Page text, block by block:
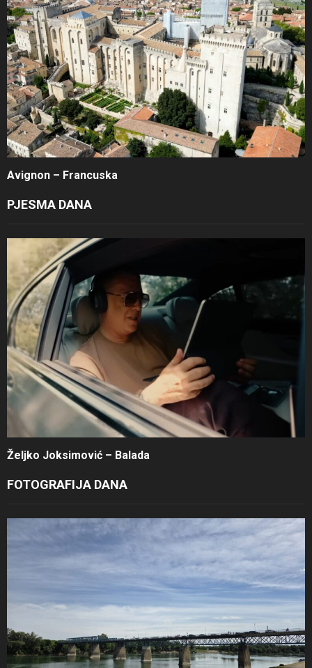
Avignon – Francuska
PJESMA DANA
Željko Joksimović – Balada
FOTOGRAFIJA DANA